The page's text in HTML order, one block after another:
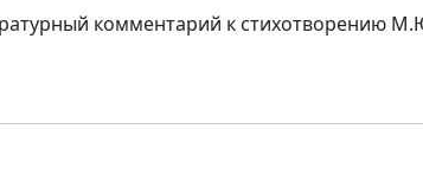
комментарий к стихотворению